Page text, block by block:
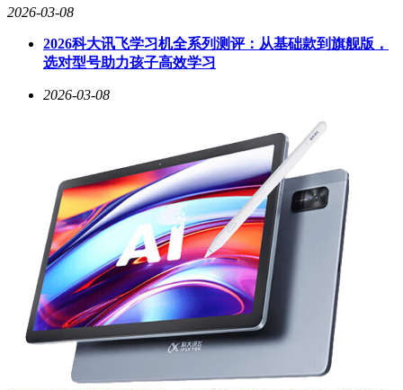
2026-03-08
2026科大讯飞学习机全系列测评：从基础款到旗舰版，
选对型号助力孩子高效学习
2026-03-08